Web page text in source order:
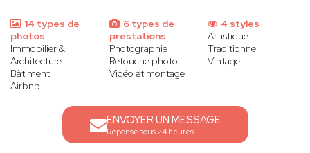
14 types de
photos
Immobilier &
Architecture
Bâtiment
Airbnb
6 types de
prestations
Photographie
Retouche photo
Vidéo et montage
4 styles
Artistique
Traditionnel
Vintage
ENVOYER UN MESSAGE
Réponse sous 24 heures